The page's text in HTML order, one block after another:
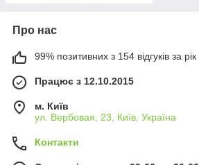
Про нас
99% позитивних з 154 відгуків за рік
Працює з 12.10.2015
м. Київ
ул. Вербовая, 23, Київ, Україна
Контакти